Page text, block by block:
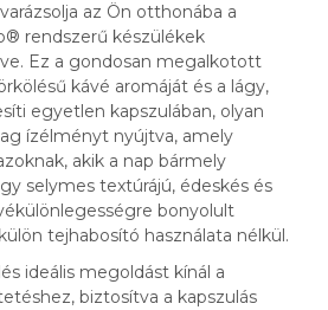
az Ön otthonába a
rendszerű készülékek
Ez a gondosan megalkotott
kávé aromáját és a lágy,
egyetlen kapszulában, olyan
ízélményt nyújtva, amely
akik a nap bármely
selymes textúrájú, édeskés és
bonyolult
tejhabosító használata nélkül.
ideális megoldást kínál a
biztosítva a kapszulás